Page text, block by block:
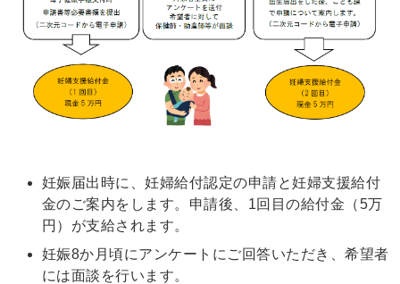
妊娠届出時に、妊婦給付認定の申請と妊婦支援給付
金のご案内をします。申請後、1回目の給付金（5万
円）が支給されます。
妊娠8か月頃にアンケートにご回答いただき、希望者
には面談を行います。